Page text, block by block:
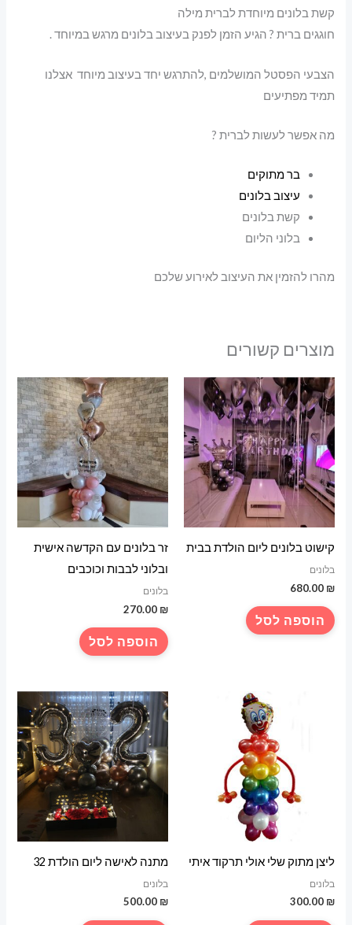
קשת בלונים מיוחדת לברית מילה
חוגגים ברית ? הגיע הזמן לפנק בעיצוב בלונים מרגש במיוחד .
הצבעי הפסטל המושלמים ,להתרגש יחד בעיצוב מיוחד אצלנו
תמיד מפתיעים
מה אפשר לעשות לברית ?
בר מתוקים
עיצוב בלונים
קשת בלונים
בלוני הליום
מהרו להזמין את העיצוב לאירוע שלכם
מוצרים קשורים
קישוט בלונים ליום הולדת בבית
בלונים
680.00 ₪
הוספה לסל
זר בלונים עם הקדשה אישית
ובלוני לבבות וכוכבים
בלונים
270.00 ₪
הוספה לסל
ליצן מתוק שלי אולי תרקוד איתי
בלונים
300.00 ₪
מתנה לאישה ליום הולדת 32
בלונים
500.00 ₪